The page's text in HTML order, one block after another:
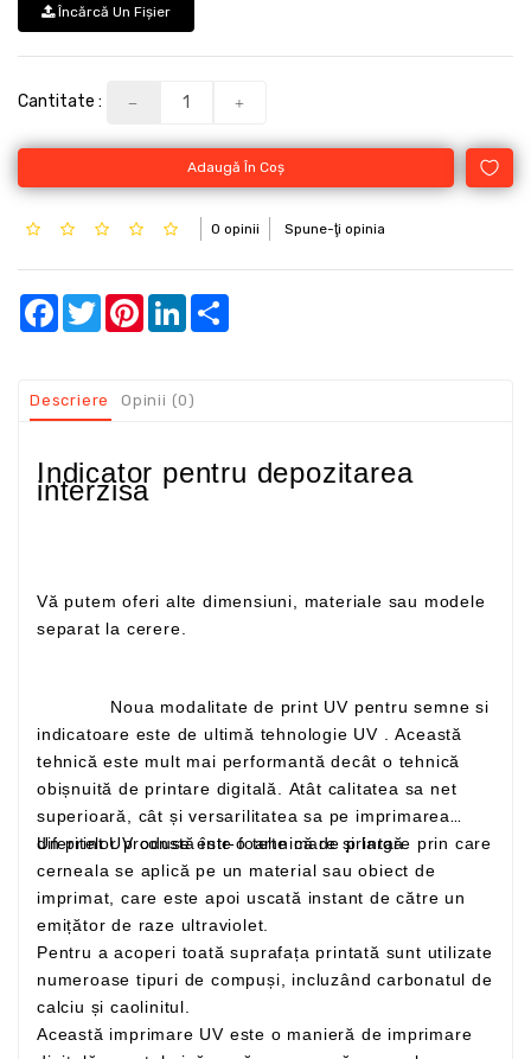
Încărcă Un Fişier
Cantitate :
Adaugă În Coş
0 opinii Spune-ţi opinia
Facebook
TwitterPinterestLinkedIn
Descriere Opinii (0)
Indicator pentru depozitarea
interzisa
Vă putem oferi alte dimensiuni, materiale sau modele
separat la cerere.
indicatoare este de ultimă tehnologie UV . Această
tehnică este mult mai performantă decât o tehnică
obișnuită de printare digitală. Atât calitatea sa net
superioară, cât și versarilitatea sa pe imprimarea
diferitelor produse este foarte mare și largă
Un print UV constă într-o tehnică de printare prin care
cerneala se aplică pe un material sau obiect de
imprimat, care este apoi uscată instant de către un
emițător de raze ultraviolet.
Pentru a acoperi toată suprafața printată sunt utilizate
numeroase tipuri de compuși, incluzând carbonatul de
calciu și caolinitul.
Această imprimare UV este o manieră de imprimare